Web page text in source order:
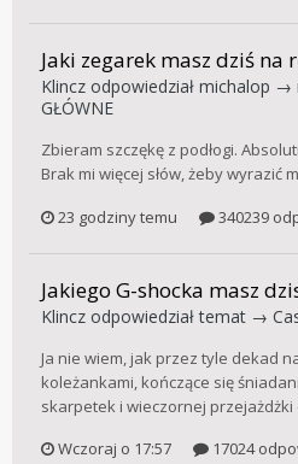
Jaki zegarek masz dziś na
Klincz odpowiedział michalop →
GŁÓWNE
Zbieram szczękę z podłogi.
Brak mi więcej słów, żeby wyrazić
23 godziny temu
340239
Jakiego G-shocka masz
Klincz odpowiedział temat →
Ja nie wiem, jak przez tyle dekad
koleżankami, kończące się
skarpetek i wieczornej przejażdżki
Wczoraj o 17:57
17024